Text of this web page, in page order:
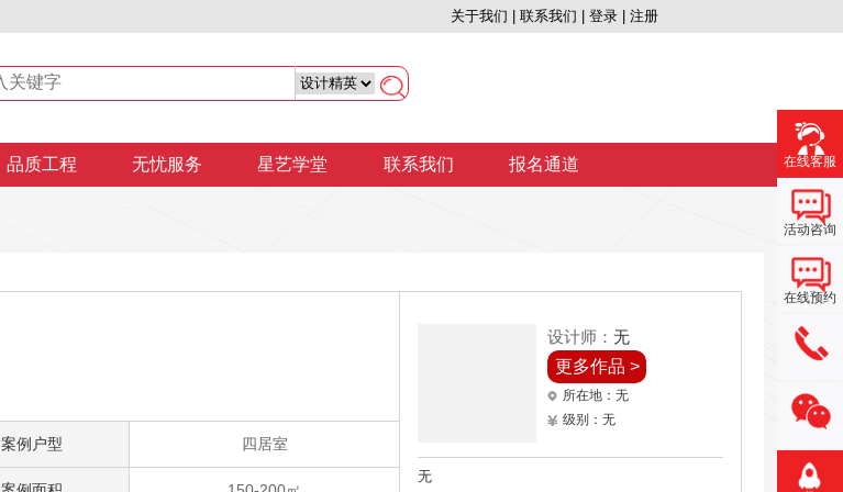
关于我们 | 联系我们 | 登录 | 注册
品质工程 无忧服务 星艺学堂 联系我们 报名通道
案例户型 四居室
设计师： 无
更多作品 >
所在地：无
级别：无
无
在线客服
活动咨询
在线预约